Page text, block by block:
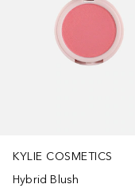
KYLIE COSMETICS
Hybrid Blush